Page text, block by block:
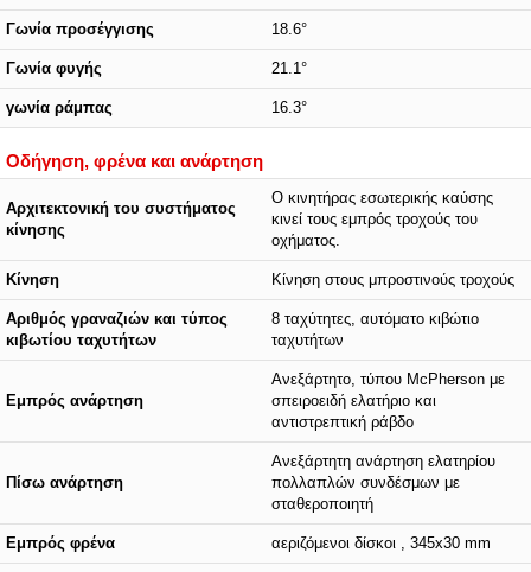
Γωνία προσέγγισης 18.6°
Γωνία φυγής 21.1°
γωνία ράμπας 16.3°
Οδήγηση, φρένα και ανάρτηση
Αρχιτεκτονική του συστήματος
κίνησης
Ο κινητήρας εσωτερικής καύσης
κινεί τους εμπρός τροχούς του
οχήματος.
Κίνηση Κίνηση στους μπροστινούς τροχούς
Αριθμός γραναζιών και τύπος
κιβωτίου ταχυτήτων
8 ταχύτητες, αυτόματο κιβώτιο
ταχυτήτων
Εμπρός ανάρτηση
Ανεξάρτητο, τύπου McPherson με
σπειροειδή ελατήριο και
αντιστρεπτική ράβδο
Πίσω ανάρτηση
Ανεξάρτητη ανάρτηση ελατηρίου
πολλαπλών συνδέσμων με
σταθεροποιητή
Εμπρός φρένα αεριζόμενοι δίσκοι , 345x30 mm